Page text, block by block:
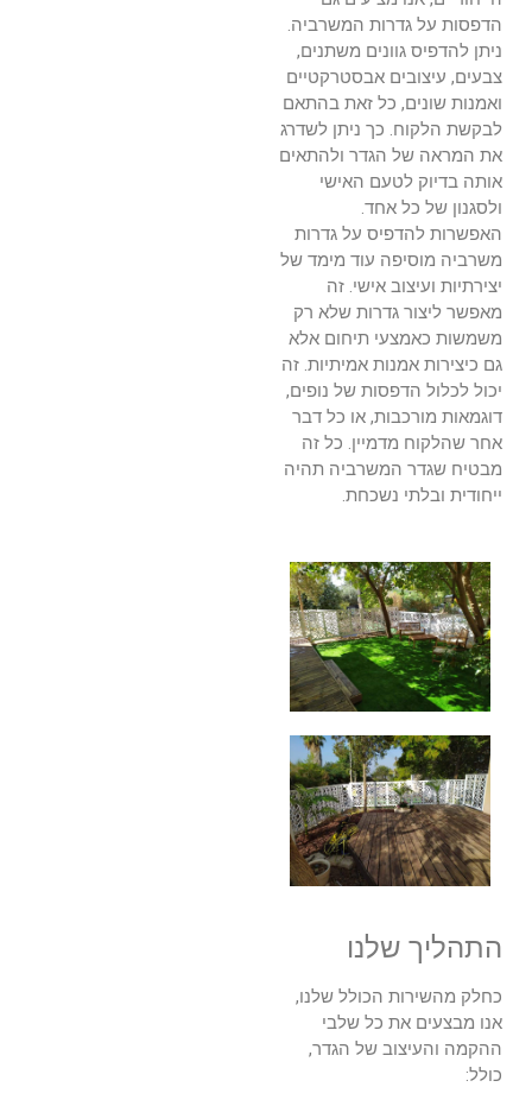
הדפסות על גדרות המשרביה.
ניתן להדפיס גוונים משתנים,
צבעים, עיצובים אבסטרקטיים
ואמנות שונים, כל זאת בהתאם
לבקשת הלקוח. כך ניתן לשדרג
את המראה של הגדר ולהתאים
אותה בדיוק לטעם האישי
ולסגנון של כל אחד.
האפשרות להדפיס על גדרות
משרביה מוסיפה עוד מימד של
יצירתיות ועיצוב אישי. זה
מאפשר ליצור גדרות שלא רק
משמשות כאמצעי תיחום אלא
גם כיצירות אמנות אמיתיות. זה
יכול לכלול הדפסות של נופים,
דוגמאות מורכבות, או כל דבר
אחר שהלקוח מדמיין. כל זה
מבטיח שגדר המשרביה תהיה
ייחודית ובלתי נשכחת.
התהליך שלנו
כחלק מהשירות הכולל שלנו,
אנו מבצעים את כל שלבי
ההקמה והעיצוב של הגדר,
כולל: